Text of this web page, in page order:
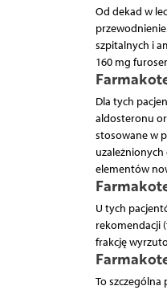
Od dekad w
szpitalnych i
160 mg
Dla tych
aldosteronu
stosowane w
elementów
U tych
rekomendacji
frakcję
To